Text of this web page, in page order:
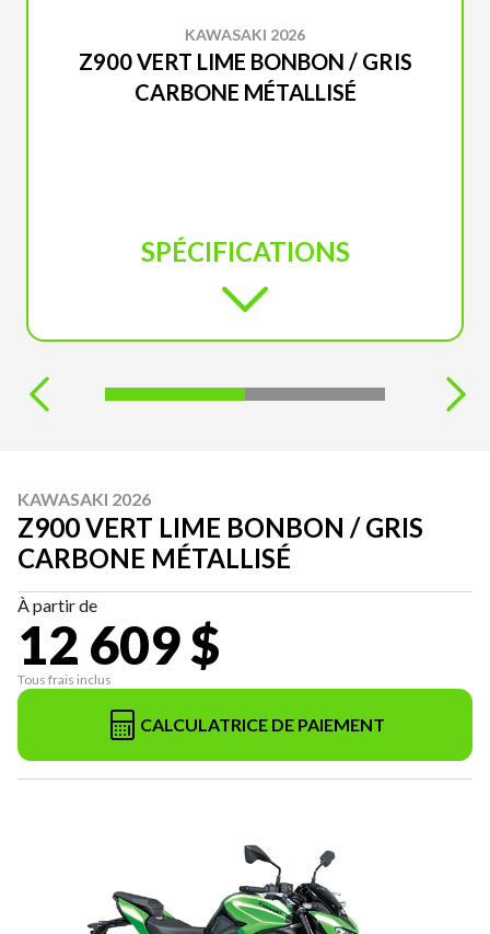
KAWASAKI 2026
Z900 VERT LIME BONBON / GRIS
CARBONE MÉTALLISÉ
SPÉCIFICATIONS
KAWASAKI 2026
Z900 VERT LIME BONBON / GRIS
CARBONE MÉTALLISÉ
À partir de
12 609 $
Tous frais inclus
CALCULATRICE DE PAIEMENT